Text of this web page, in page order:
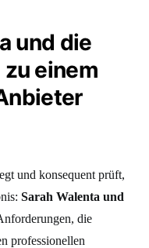
und die
einem
und konsequent prüft,
Sarah Walenta und
die
professionellen